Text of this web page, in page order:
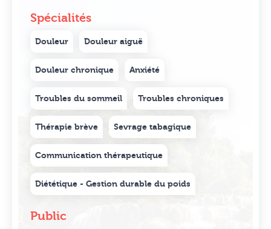
Spécialités
Douleur Douleur aiguë
Douleur chronique Anxiété
Troubles du sommeil Troubles chroniques
Thérapie brève Sevrage tabagique
Communication thérapeutique
Diététique - Gestion durable du poids
Public